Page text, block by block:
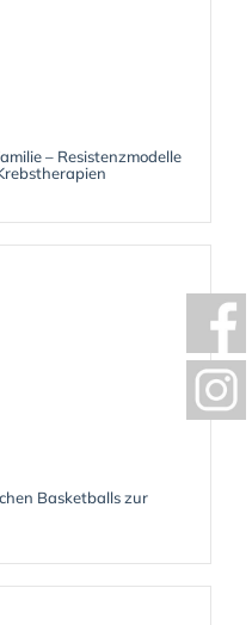
– Resistenzmodelle
Basketballs zur